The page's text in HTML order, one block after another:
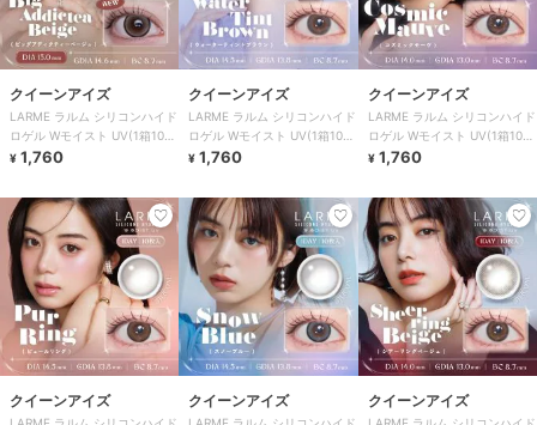
クイーンアイズ
LARME ラルム シリコンハイド
ロゲル Wモイスト UV(1箱10
枚)
¥ 1,760
クイーンアイズ
LARME ラルム シリコンハイド
ロゲル Wモイスト UV(1箱10
枚)
¥ 1,760
クイーンアイズ
LARME ラルム シリコンハイド
ロゲル Wモイスト UV(1箱10
枚)
¥ 1,760
クイーンアイズ クイーンアイズ クイーンアイズ